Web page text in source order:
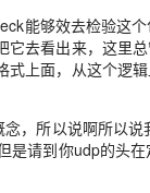
能够效去检验这
它去看出来，这里
式上面，从这个逻
，所以说啊所以
是请到你udp的头